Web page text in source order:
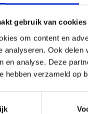
gebruik van cookies
om content en
analyseren. Ook
en analyse. Deze
hebben verzameld op
toutes les options